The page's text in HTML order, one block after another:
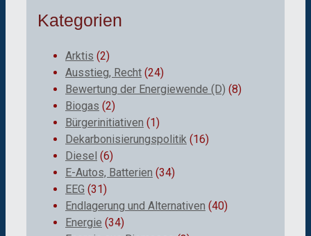
Kategorien
Arktis (2)
Ausstieg, Recht (24)
Bewertung der Energiewende (D) (8)
Biogas (2)
Bürgerinitiativen (1)
Dekarbonisierungspolitik (16)
Diesel (6)
E-Autos, Batterien (34)
EEG (31)
Endlagerung und Alternativen (40)
Energie (34)